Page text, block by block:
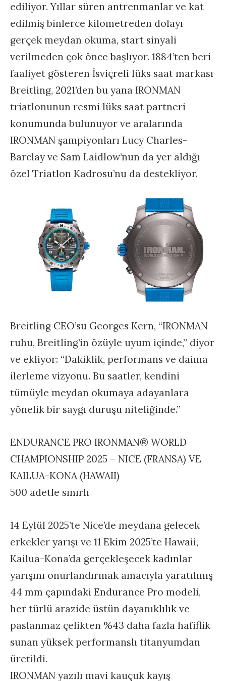
ediliyor. Yıllar süren antrenmanlar ve kat
edilmiş binlerce kilometreden dolayı
gerçek meydan okuma, start sinyali
verilmeden çok önce başlıyor. 1884’ten beri
faaliyet gösteren İsviçreli lüks saat markası
Breitling, 2021’den bu yana IRONMAN
triatlonunun resmi lüks saat partneri
konumunda bulunuyor ve aralarında
IRONMAN şampiyonları Lucy Charles-
Barclay ve Sam Laidlow’nun da yer aldığı
özel Triatlon Kadrosu’nu da destekliyor.
Breitling CEO’su Georges Kern, “IRONMAN
ruhu, Breitling’in özüyle uyum içinde,” diyor
ve ekliyor: “Dakiklik, performans ve daima
ilerleme vizyonu. Bu saatler, kendini
tümüyle meydan okumaya adayanlara
yönelik bir saygı duruşu niteliğinde.”
ENDURANCE PRO IRONMAN® WORLD
CHAMPIONSHIP 2025 – NICE (FRANSA) VE
KAILUA-KONA (HAWAII)
500 adetle sınırlı
14 Eylül 2025’te Nice’de meydana gelecek
erkekler yarışı ve 11 Ekim 2025’te Hawaii,
Kailua-Kona’da gerçekleşecek kadınlar
yarışını onurlandırmak amacıyla yaratılmış
44 mm çapındaki Endurance Pro modeli,
her türlü arazide üstün dayanıklılık ve
paslanmaz çelikten %43 daha fazla hafiflik
sunan yüksek performanslı titanyumdan
üretildi.
IRONMAN yazılı mavi kauçuk kayış